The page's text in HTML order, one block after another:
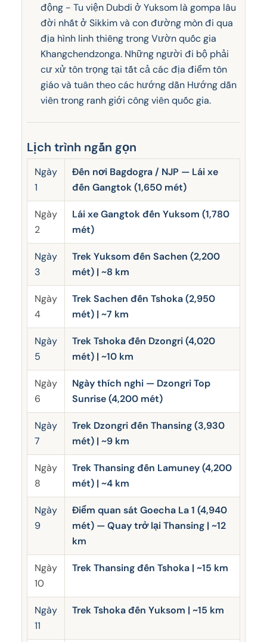
động - Tu viện Dubdi ở Yuksom là gompa lâu
đời nhất ở Sikkim và con đường mòn đi qua
địa hình linh thiêng trong Vườn quốc gia
Khangchendzonga. Những người đi bộ phải
cư xử tôn trọng tại tất cả các địa điểm tôn
giáo và tuân theo các hướng dẫn Hướng dẫn
viên trong ranh giới công viên quốc gia.
Lịch trình ngắn gọn
Ngày
1
Đến nơi Bagdogra / NJP — Lái xe
đến Gangtok (1,650 mét)
Ngày
2
Lái xe Gangtok đến Yuksom (1,780
mét)
Ngày
3
Trek Yuksom đến Sachen (2,200
mét) | ~8 km
Ngày
4
Trek Sachen đến Tshoka (2,950
mét) | ~7 km
Ngày
5
Trek Tshoka đến Dzongri (4,020
mét) | ~10 km
Ngày
6
Ngày thích nghi — Dzongri Top
Sunrise (4,200 mét)
Ngày
7
Trek Dzongri đến Thansing (3,930
mét) | ~9 km
Ngày
8
Trek Thansing đến Lamuney (4,200
mét) | ~4 km
Ngày
9
Điểm quan sát Goecha La 1 (4,940
mét) — Quay trở lại Thansing | ~12
km
Ngày
10
Trek Thansing đến Tshoka | ~15 km
Ngày
11
Trek Tshoka đến Yuksom | ~15 km